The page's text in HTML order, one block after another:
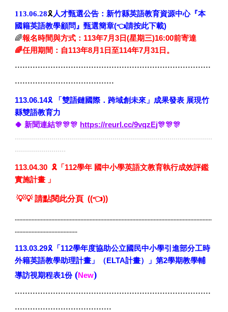
113.06.28🎗️人才甄選公告 ： 新竹縣英語教育資源中心『本
國籍英語教學顧問』甄選簡章(👈請按此下載)
🌈報名時間與方式 ：113年7月3日(星期三)16:00前寄達
🌈任用期間：自113年8月1日至114年7月31日。
.............................................................................
.......................................
113.06.14🎗️ 「雙語鏈國際．跨域創未來」成果發表 展現竹
縣雙語教育力
🍀 新聞連結🎊🎊🎊 https://reurl.cc/9vqzEj🎊🎊🎊
.................................................................................................
.........................
113.04.30🎗「112學年 國中小學英語文教育執行成效評鑑
實施計畫 」
💡💡請點閱此分頁 ((👈))
.................................................................................................................................
.........................................
113.03.29🎗️ 「112學年度協助公立國民中小學引進部分工時
外籍英語教學助理計畫」（ELTA計畫）」第2學期教學輔
導訪視期程表1份(New)
.............................................................................
......................................